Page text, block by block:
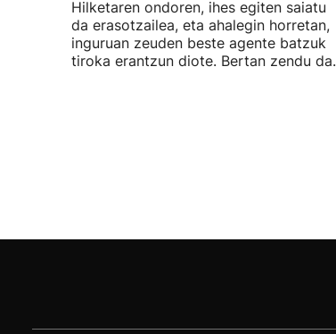
Hilketaren ondoren, ihes egiten saiatu
da erasotzailea, eta ahalegin horretan,
inguruan zeuden beste agente batzuk
tiroka erantzun diote. Bertan zendu da.